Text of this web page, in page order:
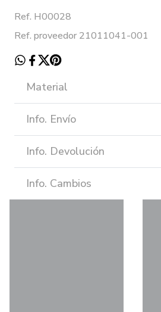
Ref. H00028
Ref. proveedor 21011041-001
Material
Info. Envío
Info. Devolución
Info. Cambios